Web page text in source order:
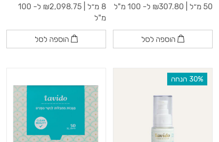
50 מ״ל | ₪307.80 ל- 100 מ"ל
הוספה לסל
8 מ״ל | ₪2,098.75
ל- 100
מ"ל
הוספה לסל
‫30% הנחה